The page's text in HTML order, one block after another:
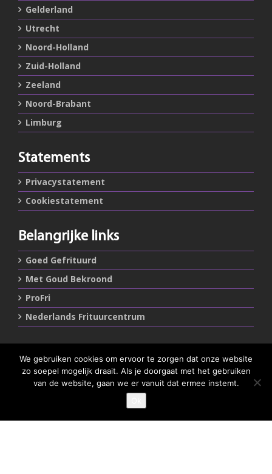
GEEF JE SMULSCORE
Gelderland
Utrecht
Noord-Holland
Zuid-Holland
Zeeland
Noord-Brabant
Limburg
Statements
Privacystatement
Cookiestatement
Belangrijke links
Goed Gefrituurd
Met Goud Bekroond
ProFri
Nederlands Frituurcentrum
Smulgids.nl
Nederlands Frituurcentrum
Blaarthemseweg 72
We gebruiken cookies om ervoor te zorgen dat onze website
zo soepel mogelijk draait. Als je doorgaat met het gebruiken
van de website, gaan we er vanuit dat ermee instemt.